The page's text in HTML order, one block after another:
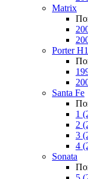
Matrix
Porter
Santa Fe
1
2
3
4
Sonata